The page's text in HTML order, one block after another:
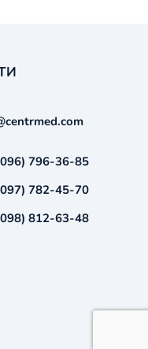
796-36-85
782-45-70
812-63-48